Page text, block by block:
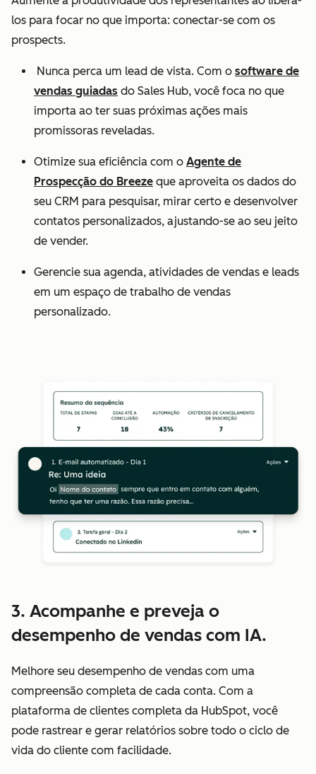
los para focar no que importa: conectar-se com os
prospects.
Nunca perca um lead de vista. Com o software de
vendas guiadas do Sales Hub, você foca no que
importa ao ter suas próximas ações mais
promissoras reveladas.
Otimize sua eficiência com o Agente de
Prospecção do Breeze que aproveita os dados do
seu CRM para pesquisar, mirar certo e desenvolver
contatos personalizados, ajustando-se ao seu jeito
de vender.
Gerencie sua agenda, atividades de vendas e leads
em um espaço de trabalho de vendas
personalizado.
3. Acompanhe e preveja o
desempenho de vendas com IA.
Melhore seu desempenho de vendas com uma
compreensão completa de cada conta. Com a
plataforma de clientes completa da HubSpot, você
pode rastrear e gerar relatórios sobre todo o ciclo de
vida do cliente com facilidade.